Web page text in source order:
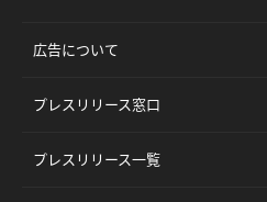
広告について
プレスリリース窓口
プレスリリース一覧